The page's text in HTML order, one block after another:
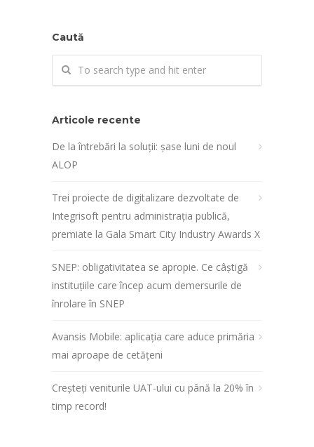
Caută
Articole recente
De la întrebări la soluții: șase luni de noul
ALOP
Trei proiecte de digitalizare dezvoltate de
Integrisoft pentru administrația publică,
premiate la Gala Smart City Industry Awards X
SNEP: obligativitatea se apropie. Ce câștigă
instituțiile care încep acum demersurile de
înrolare în SNEP
Avansis Mobile: aplicația care aduce primăria
mai aproape de cetățeni
Creșteți veniturile UAT-ului cu până la 20% în
timp record!